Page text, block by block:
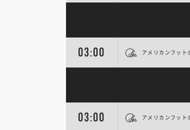
03:00 アメリカンフット
03:00 アメリカンフット